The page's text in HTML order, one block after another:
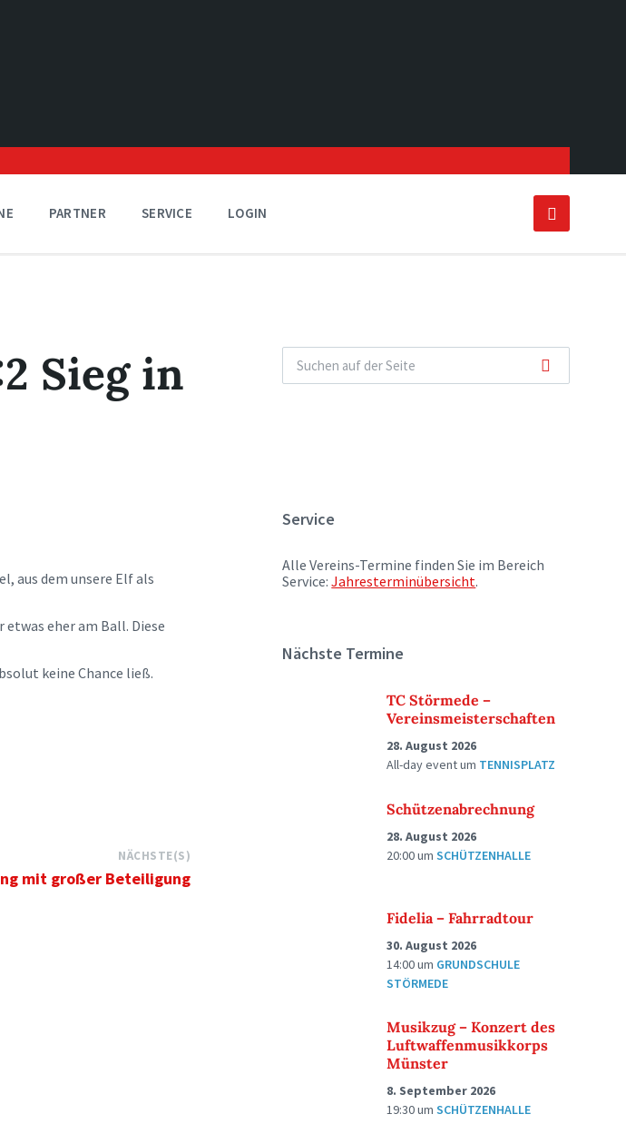
PARTNER SERVICE LOGIN
Sieg in
aus dem unsere Elf als
eher am Ball. Diese
keine Chance ließ.
NÄCHSTE(S)
mit großer Beteiligung
Service
Alle Vereins-Termine finden Sie im Bereich
Service:Jahresterminübersicht.
Nächste Termine
TC Störmede –
Vereinsmeisterschaften
28. August 2026
All-day eventum TENNISPLATZ
Schützenabrechnung
28. August 2026
20:00umSCHÜTZENHALLE
Fidelia – Fahrradtour
30. August 2026
14:00um GRUNDSCHULE
STÖRMEDE
Musikzug – Konzert des
Luftwaffenmusikkorps
Münster
8. September 2026
19:30umSCHÜTZENHALLE